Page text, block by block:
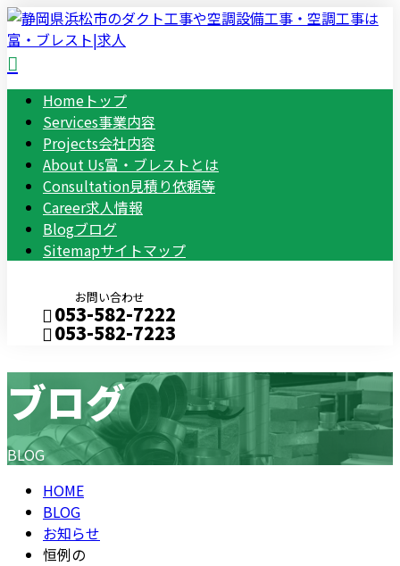
Home トップ
Services事業内容
Projects会社内容
About Us富・ブレストとは
Consultation見積り依頼等
Career求人情報
Blogブログ
Sitemapサイトマップ
お問い合わせ
053-582-7222
053-582-7223
Consultation
ブログ
BLOG
HOME
BLOG
お知らせ
恒例の